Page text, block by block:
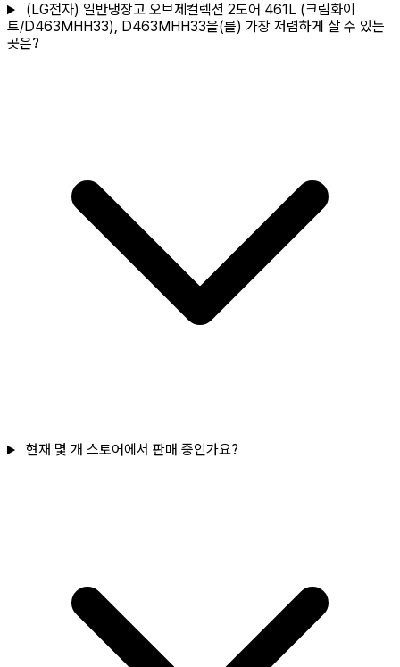
(LG전자) 일반냉장고 오브제컬렉션 2도어 461L (크림화이
트/D463MHH33), D463MHH33을(를) 가장 저렴하게 살 수 있는
곳은?
현재 몇 개 스토어에서 판매 중인가요?